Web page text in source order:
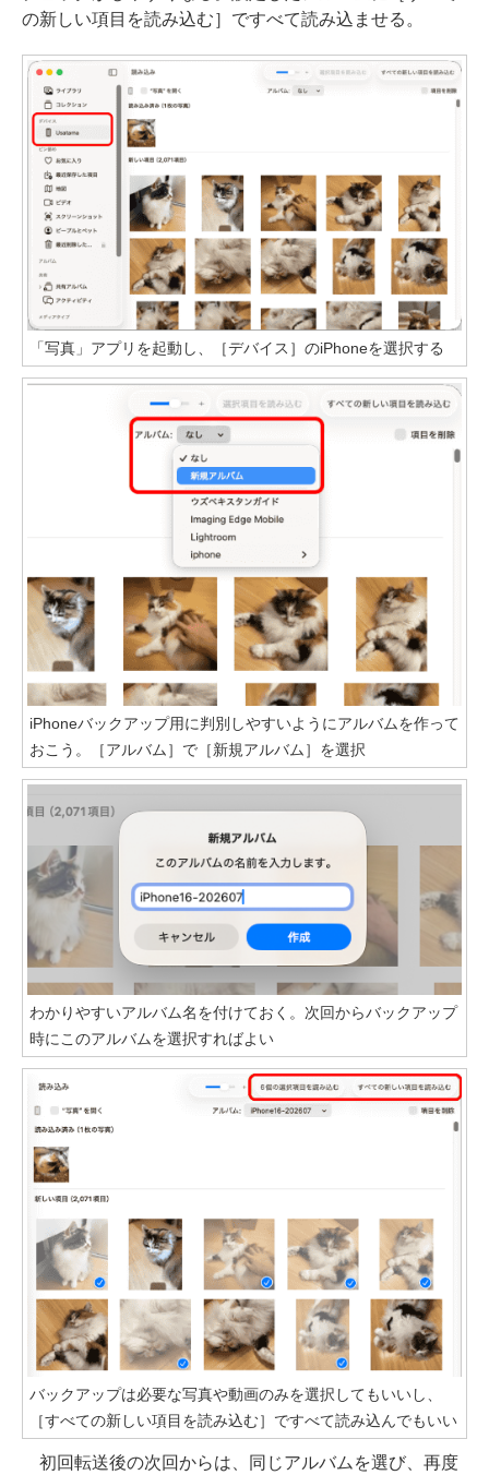
の新しい項目を読み込む］ですべて読み込ませる。
「写真」アプリを起動し、［デバイス］のiPhoneを選択する
iPhoneバックアップ用に判別しやすいようにアルバムを作って
おこう。［アルバム］で［新規アルバム］を選択
わかりやすいアルバム名を付けておく。次回からバックアップ
時にこのアルバムを選択すればよい
バックアップは必要な写真や動画のみを選択してもいいし、
［すべての新しい項目を読み込む］ですべて読み込んでもいい
初回転送後の次回からは、同じアルバムを選び、再度